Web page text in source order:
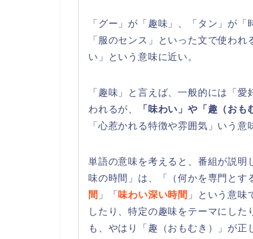
「グー」が「趣味」、「タン」が
「服のセンス」といった文で使わ
い」という意味に近い。
「趣味」と言えば、一般的には「
われるが、
「味わい」や「趣（お
「心惹かれる特徴や雰囲気」いう意
単語の意味を考えると、番組が説明
味の時間」は、「（何かを専門とす
間 」「 味わい深い時間 」という意
したり、特定の趣味をテーマにし
も、やはり「趣（おもむき）」が正